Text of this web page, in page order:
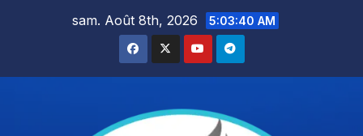
sam. Août 8th, 2026 5:03:43 AM